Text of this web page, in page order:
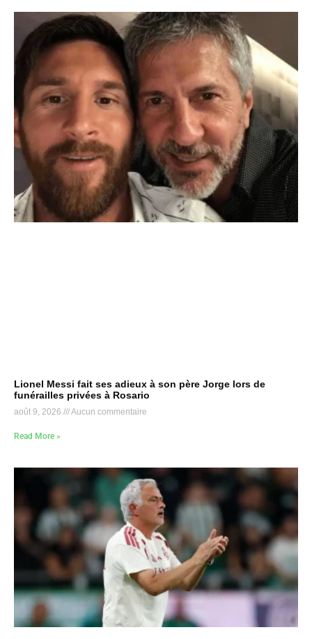
Lionel Messi fait ses adieux à son père Jorge lors de
funérailles privées à Rosario
août 9, 2026 Aucun commentaire
Read More »